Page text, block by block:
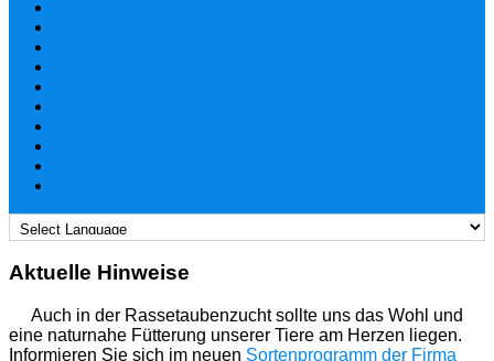
Aktuelle Hinweise
Auch in der Rassetaubenzucht sollte uns das Wohl und
eine naturnahe Fütterung unserer Tiere am Herzen liegen.
Informieren Sie sich im neuen Sortenprogramm der Firma